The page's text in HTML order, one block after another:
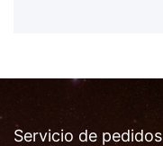
Servicio de pedidos